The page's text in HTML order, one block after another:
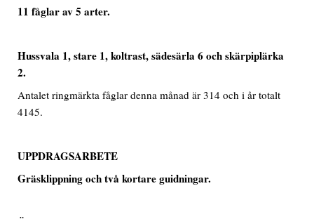
11 fåglarav5 arter.
Hussvala 1, stare 1, koltrast, sädesärla 6 och skärpiplärka
2.
Antalet ringmärkta fåglar denna månad är 314 och i år totalt
4145.
UPPDRAGSARBETE
Gräsklippning och två kortare guidningar.